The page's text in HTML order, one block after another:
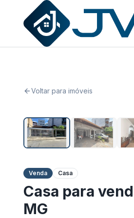
JVR Imóveis
Voltar para imóveis
Venda Casa
Casa para
MG